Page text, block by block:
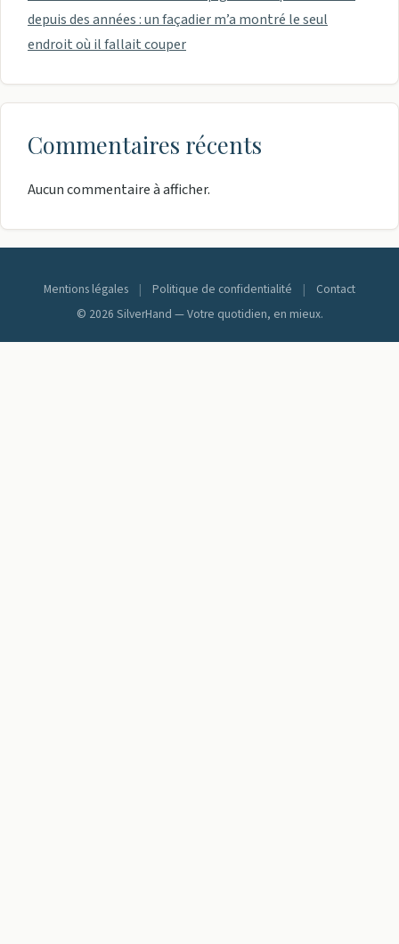
depuis des années : un façadier m’a montré le seul
endroit où il fallait couper
Commentaires récents
Aucun commentaire à afficher.
Mentions légales | Politique de confidentialité |
Contact
© 2026 SilverHand — Votre quotidien, en mieux.